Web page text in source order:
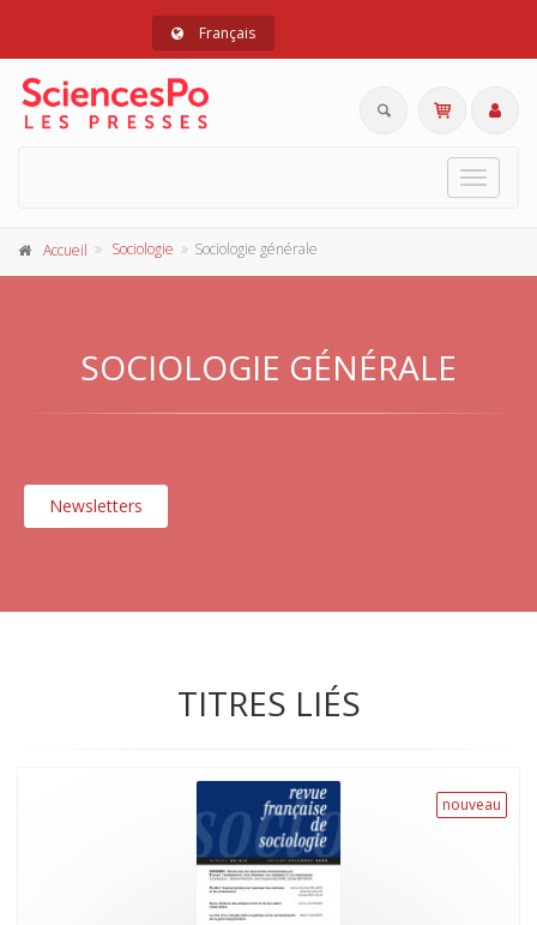
Français
Toggle
Accueil Sociologie Sociologie générale
SOCIOLOGIE GÉNÉRALE
Newsletters
TITRES LIÉS
nouveau